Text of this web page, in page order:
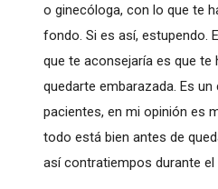
o ginecóloga, con lo que te
fondo. Si es así, estupendo.
que te aconsejaría es que te
quedarte embarazada. Es
pacientes, en mi opinión es
todo está bien antes de
así contratiempos durante